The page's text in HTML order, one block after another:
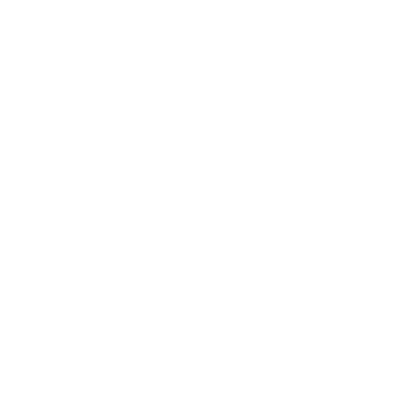
Financieras Interbancarias Mundiales"), una red
por letras y números. El BIC es necesario para
casos, optan tener un código SWIFT específico para
XXX, se refiere a la sede bancaria central. Si no, se
la cuenta de su destinatario y anular el pago.
y pedir que se anule la transferencia.